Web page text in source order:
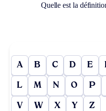
Quelle est la
A B C D E
L M N O P
V W X Y Z